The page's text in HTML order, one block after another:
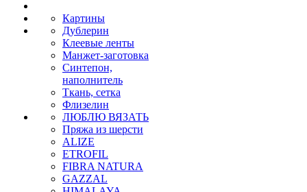
Картины
Дублерин
Клеевые ленты
Манжет-заготовка
Синтепон,
наполнитель
Ткань, сетка
Флизелин
ЛЮБЛЮ ВЯЗАТЬ
Пряжа из шерсти
ALIZE
ETROFIL
FIBRA NATURA
GAZZAL